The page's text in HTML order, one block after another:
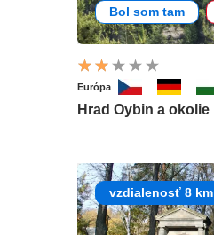
Bol som tam
Európa
Hrad Oybin a okolie
vzdialenosť 8 km